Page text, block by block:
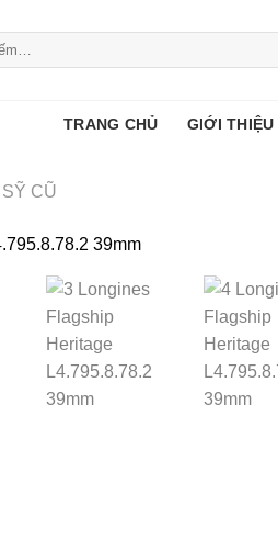
TRANG CHỦ GIỚI THIỆU
CŨ